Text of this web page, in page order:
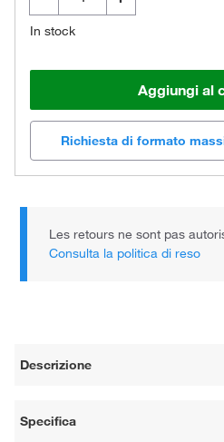
In stock
Aggiungi al
Richiesta di formato
Les retours ne sont pas
Consulta la politica di reso
Descrizione
Specifica